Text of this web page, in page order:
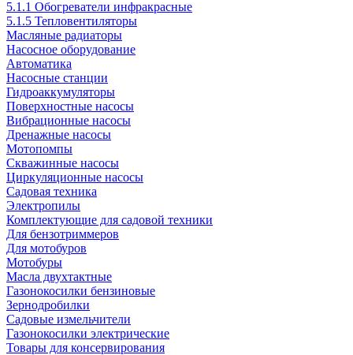
5.1.1 Обогреватели инфракрасные
5.1.5 Тепловентиляторы
Масляные радиаторы
Насосное оборудование
Автоматика
Насосные станции
Гидроаккумуляторы
Поверхностные насосы
Вибрационные насосы
Дренажные насосы
Мотопомпы
Скважинные насосы
Циркуляционные насосы
Садовая техника
Электропилы
Комплектующие для садовой техники
Для бензотриммеров
Для мотобуров
Мотобуры
Масла двухтактные
Газонокосилки бензиновые
Зернодробилки
Садовые измельчители
Газонокосилки электрические
Товары для консервирования